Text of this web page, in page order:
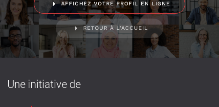
AFFICHEZ VOTRE PROFIL EN LIGNE
RETOUR À L'ACCUEIL
Une initiative de